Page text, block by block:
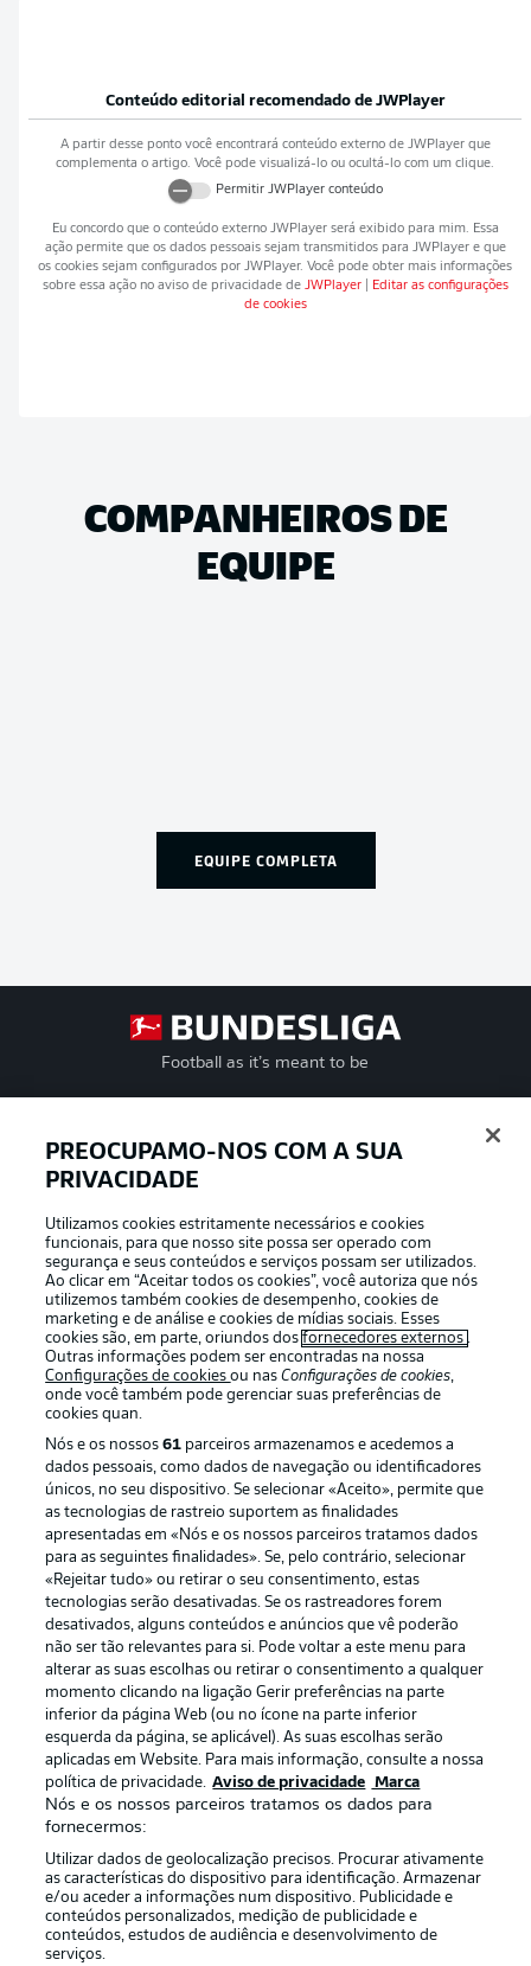
Conteúdo editorial recomendado de JWPlayer
A partir desse ponto você encontrará conteúdo externo de JWPlayerque
complementa o artigo. Você pode visualizá-lo ou ocultá-lo com um clique.
Permitir JWPlayerconteúdo
Eu concordo que o conteúdo externo JWPlayerserá exibido para mim. Essa
ação permite que os dados pessoais sejam transmitidos para JWPlayere que
os cookies sejam configurados por JWPlayer. Você pode obter mais informações
sobre essa ação no aviso de privacidade de JWPlayer
Editar as configurações
de cookies
COMPANHEIROS DE
EQUIPE
EQUIPE COMPLETA
Football as it’s meant to be
APLICATIVO DA BUNDESLIGA
Oferecido por
Publicidade Avisos legais
Gerir preferências Aviso de privacidade
Emissoras
Trabalhe conosco Marca
Contato Jogadores
PREOCUPAMO-NOS COM A SUA
PRIVACIDADE
Utilizamos cookies estritamente necessários e cookies
funcionais, para que nosso site possa ser operado com
segurança e seus conteúdos e serviços possam ser utilizados.
Ao clicar em “Aceitar todos os cookies”, você autoriza que nós
utilizemos também cookies de desempenho, cookies de
marketing e de análise e cookies de mídias sociais. Esses
cookies são, em parte, oriundos dosfornecedores externos .
Outras informações podem ser encontradas na nossa
Configurações de cookiesou nasConfigurações de cookies,
onde você também pode gerenciar suas preferências de
cookies quan.
Nós e os nossos61 parceiros armazenamos e acedemos a
dados pessoais, como dados de navegação ou identificadores
únicos, no seu dispositivo. Se selecionar «Aceito», permite que
as tecnologias de rastreio suportem as finalidades
apresentadas em «Nós e os nossos parceiros tratamos dados
para as seguintes finalidades». Se, pelo contrário, selecionar
«Rejeitar tudo» ou retirar o seu consentimento, estas
tecnologias serão desativadas. Se os rastreadores forem
desativados, alguns conteúdos e anúncios que vê poderão
não ser tão relevantes para si. Pode voltar a este menu para
alterar as suas escolhas ou retirar o consentimento a qualquer
momento clicando na ligação Gerir preferências na parte
inferior da página Web (ou no ícone na parte inferior
esquerda da página, se aplicável). As suas escolhas serão
aplicadas em Website. Para mais informação, consulte a nossa
política de privacidade. Aviso de privacidade Marca
Nós e os nossos parceiros tratamos os dados para
fornecermos:
Utilizar dados de geolocalização precisos. Procurar ativamente
as características do dispositivo para identificação. Armazenar
e/ou aceder a informações num dispositivo. Publicidade e
conteúdos personalizados, medição de publicidade e
conteúdos, estudos de audiência e desenvolvimento de
serviços.